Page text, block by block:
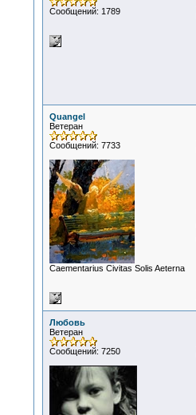
Сообщений: 1789
Quangel
Ветеран
Сообщений: 7733
Сaementarius Civitas Solis Aeterna
Любовь
Ветеран
Сообщений: 7250